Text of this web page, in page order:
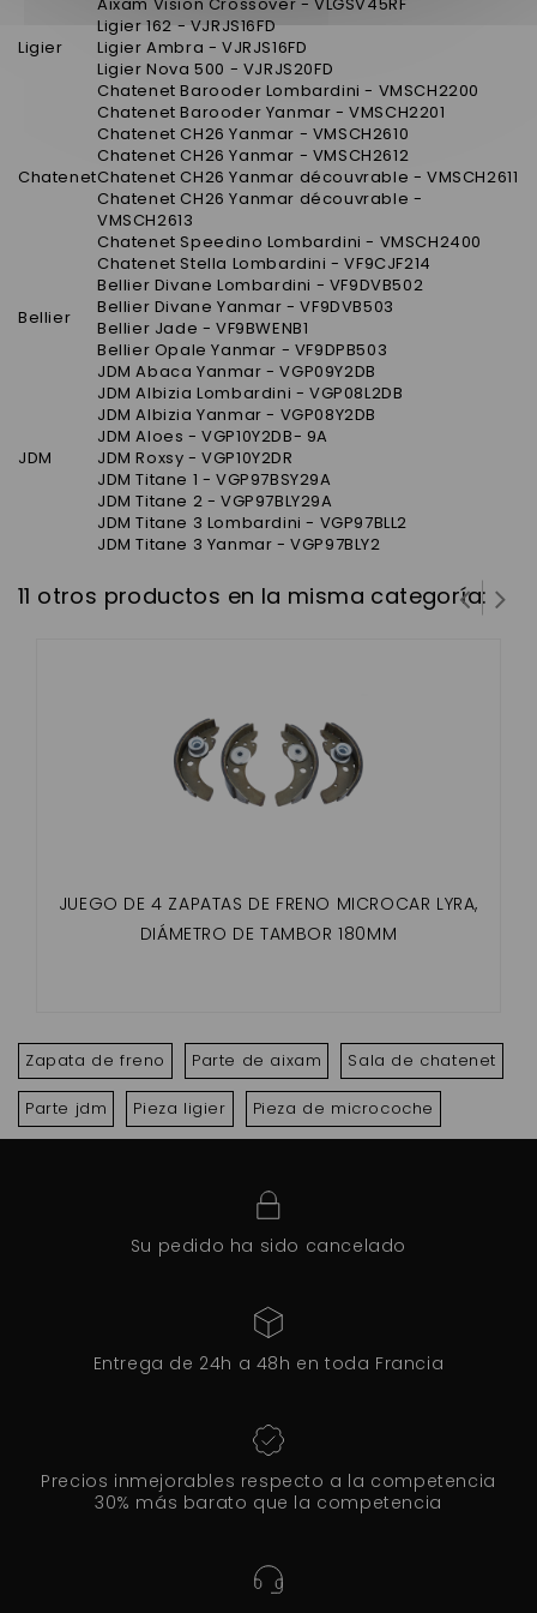
Ligier
Ligier 162 - VJRJS16FD
Ligier Ambra - VJRJS16FD
Ligier Nova 500 - VJRJS20FD
Chatenet
Chatenet Barooder Lombardini - VMSCH2200
Chatenet Barooder Yanmar - VMSCH2201
Chatenet CH26 Yanmar - VMSCH2610
Chatenet CH26 Yanmar - VMSCH2612
Chatenet CH26 Yanmar découvrable - VMSCH2611
Chatenet CH26 Yanmar découvrable -
VMSCH2613
Chatenet Speedino Lombardini - VMSCH2400
Chatenet Stella Lombardini - VF9CJF214
Bellier
Bellier Divane Lombardini - VF9DVB502
Bellier Divane Yanmar - VF9DVB503
Bellier Jade - VF9BWENB1
Bellier Opale Yanmar - VF9DPB503
JDM
JDM Abaca Yanmar - VGP09Y2DB
JDM Albizia Lombardini - VGP08L2DB
JDM Albizia Yanmar - VGP08Y2DB
JDM Aloes - VGP10Y2DB- 9A
JDM Roxsy - VGP10Y2DR
JDM Titane 1 - VGP97BSY29A
JDM Titane 2 - VGP97BLY29A
JDM Titane 3 Lombardini - VGP97BLL2
JDM Titane 3 Yanmar - VGP97BLY2
11 otros productos en la misma categoría:
JUEGO DE 4 ZAPATAS DE FRENO MICROCAR LYRA,
DIÁMETRO DE TAMBOR 180MM
Zapata de freno Parte de aixam Sala de chatenet
Parte jdm Pieza ligier Pieza de microcoche
Su pedido ha sido cancelado
Entrega de 24h a 48h en toda Francia
Precios inmejorables respecto a la competencia
30% más barato que la competencia